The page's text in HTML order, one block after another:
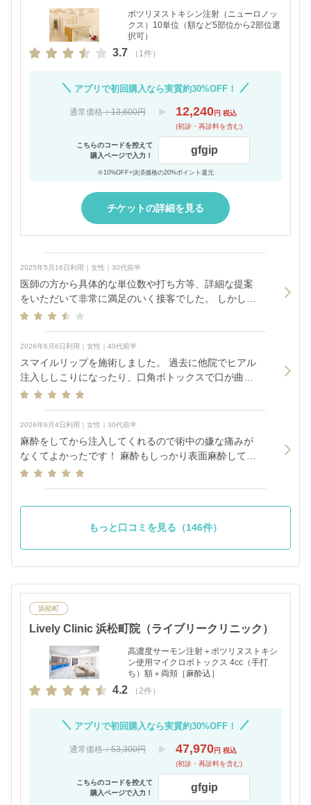
ボツリヌストキシン注射（ニューロノッ
クス）10単位（額など5部位から2部位選
択可）
3.7 （1件）
アプリで初回購入なら実質約30%OFF！
通常価格：13,600円 12,240円 税込
(初診・再診料を含む)
こちらのコードを控えて
購入ページで入力！
gfgip
※10%OFF+決済価格の20%ポイント還元
チケットの詳細を見る
2025年5月16日利用｜女性｜30代前半
医師の方から具体的な単位数や打ち方等、詳細な提案
をいただいて非常に満足のいく接客でした。 しかし、
肝心の効果が全く感じられておりません… 別の病院で
に、今回は全く感じられず、せっかく素敵な病院でぜ
ひリピートしたいと思って帰宅したのに残念です。。
2026年6月6日利用｜女性｜40代前半
スマイルリップを施術しました。 過去に他院でヒアル
注入ししこりになったり、口角ボトックスで口が曲が
ったりしたのでもうやめようと思ってましたが、友人
結果、こちらで施術してもらって本当に良かったで
す。 説明もとっても丁寧で、施術中も逐一何をしてい
るか説明してくださいました。 麻酔をする時に多少痛
みはありますが、これまで塗る麻酔のみだったので、
比べるとヒアル注入の痛みはかなり少なかったです。
に治りました。 ダウンタイムは4日くらいでした。 お
値段も良心的ですし、もうスマイルリップではここ以
2026年6月4日利用｜女性｜30代前半
麻酔をしてから注入してくれるので術中の嫌な痛みが
なくてよかったです！ 麻酔もしっかり表面麻酔してか
ら打ってくれるのでとても上手でした！
もっと口コミを見る（146件）
浜松町
Lively Clinic 浜松町院（ライブリークリニック）
高濃度サーモン注射＋ボツリヌストキシ
ン使用マイクロボトックス 4cc（手打
ち）額＋両頬［麻酔込］
4.2 （2件）
アプリで初回購入なら実質約30%OFF！
通常価格：53,300円 47,970円 税込
(初診・再診料を含む)
こちらのコードを控えて
購入ページで入力！
gfgip